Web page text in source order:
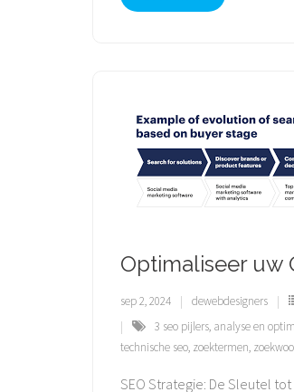
Optimaliseer uw
sep 2, 2024 dewebdesigners
3 seo pijlers, analyse en
technische seo, zoektermen,
SEO Strategie: De Sleutel